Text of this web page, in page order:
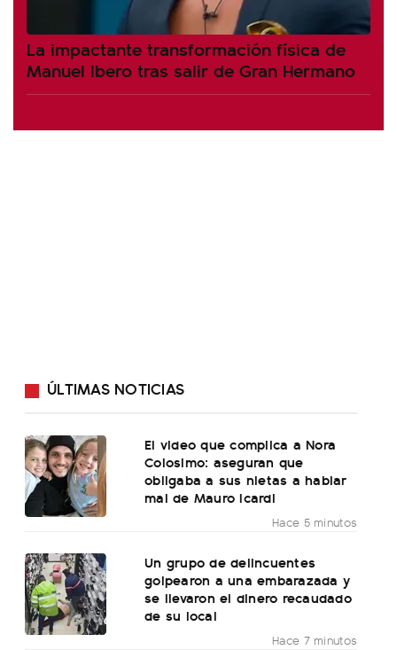
La impactante transformación física de
Manuel Ibero tras salir de Gran Hermano
ÚLTIMAS NOTICIAS
El video que complica a Nora
Colosimo: aseguran que
obligaba a sus nietas a hablar
mal de Mauro Icardi
Hace 5 minutos
Un grupo de delincuentes
golpearon a una embarazada y
se llevaron el dinero recaudado
de su local
Hace 7 minutos